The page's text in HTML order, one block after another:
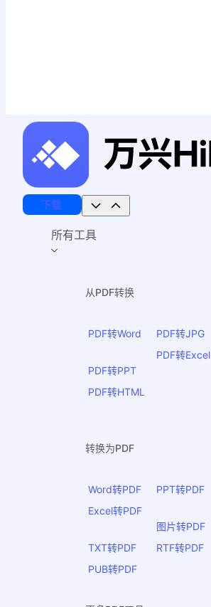
下载
所有工具
从PDF转换
PDF转Word PDF转JPG
PDF转PPT
PDF转Excel
PDF转HTML
转换为PDF
Word转PDF
PPT转PDF
Excel转PDF
图片转PDF
TXT转PDF
RTF转PDF
PUB转PDF